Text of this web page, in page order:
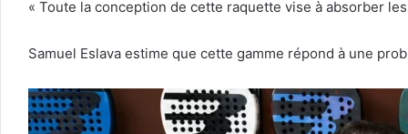
« Toute la conception de cette raquette vise à absorber
Samuel Eslava estime que cette gamme répond à une